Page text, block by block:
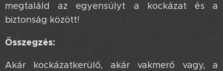
megtaláld az egyensúlyt a kockázat és a
biztonság között!
Összegzés:
Akár kockázatkerülő, akár vakmerő vagy, a